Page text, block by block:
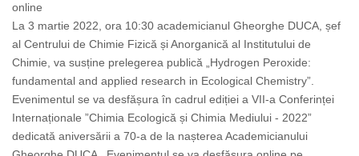
online
La 3 martie 2022, ora 10:30 academicianul Gheorghe DUCA, șef
al Centrului de Chimie Fizică și Anorganică al Institutului de
Chimie, va susține prelegerea publică „Hydrogen Peroxide:
fundamental and applied research in Ecological Chemistry”.
Evenimentul se va desfășura în cadrul ediției a VII-a Conferinței
Internaționale ”Chimia Ecologică și Chimia Mediului - 2022”
dedicată aniversării a 70-a de la nașterea Academicianului